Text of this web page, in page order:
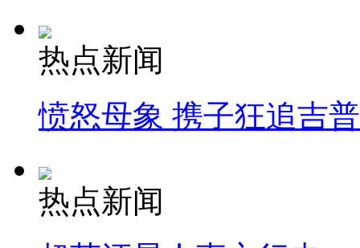
热点新闻
愤怒母象 携子狂追吉
热点新闻